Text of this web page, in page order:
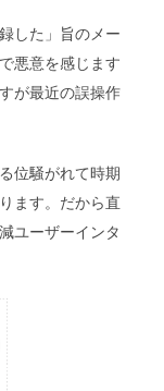
した」旨のメー
悪意を感じます
が最近の誤操作
位騒がれて時期
ます。だから直
ユーザーインタ